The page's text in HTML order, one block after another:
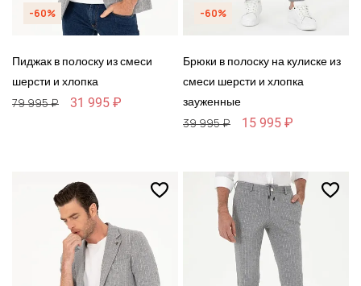
-60%
Пиджак в полоску из смеси
шерсти и хлопка
79 995 ₽ 31 995 ₽
-60%
Брюки в полоску на кулиске из
смеси шерсти и хлопка
зауженные
39 995 ₽ 15 995 ₽